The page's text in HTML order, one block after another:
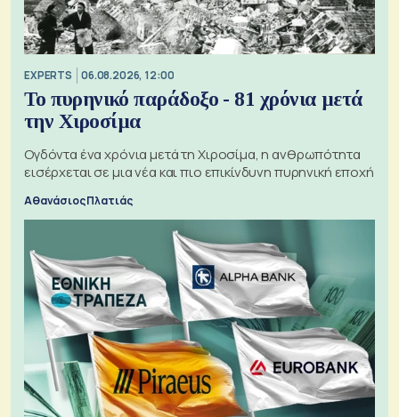
EXPERTS 06.08.2026, 12:00
Το πυρηνικό παράδοξο - 81 χρόνια μετά
την Χιροσίμα
Ογδόντα ένα χρόνια μετά τη Χιροσίμα, η ανθρωπότητα
εισέρχεται σε μια νέα και πιο επικίνδυνη πυρηνική εποχή
Αθανάσιος Πλατιάς